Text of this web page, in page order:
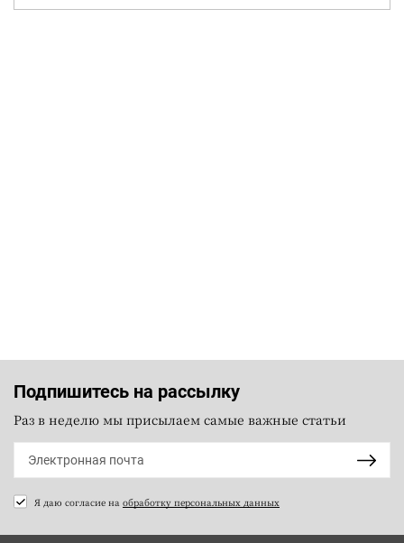
Подпишитесь на рассылку
Раз в неделю мы присылаем самые важные статьи
Я даю согласие на обработку персональных данных